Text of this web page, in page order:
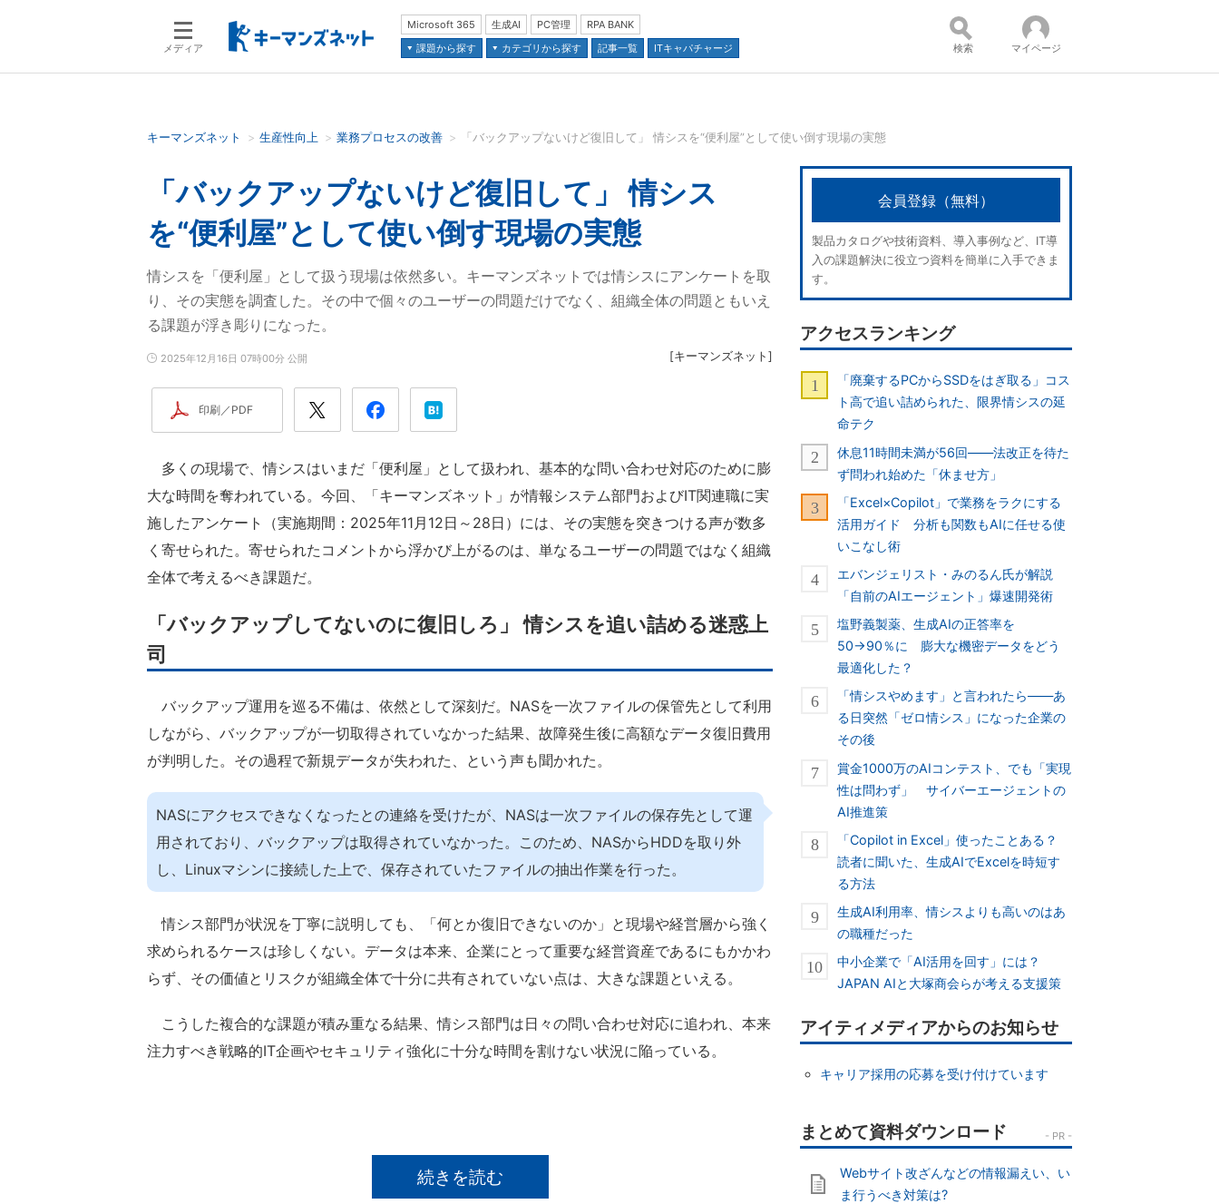
メディア
Microsoft 365 生成AI PC管理
RPA BANK
課題から探す
カテゴリから探す 記事一覧 ITキャパチャージ
検索語を入力してください コンテンツ：
並び順：
検索 マイページ
キーマンズネット 生産性向上 業務プロセスの改善 「バックアップないけど復旧して」 情シスを“便利屋”として使い倒す現場の実態
「バックアップないけど復旧して」 情シス
を“便利屋”として使い倒す現場の実態
情シスを「便利屋」として扱う現場は依然多い。キーマンズネットでは情シスにアンケートを取
り、その実態を調査した。その中で個々のユーザーの問題だけでなく、組織全体の問題ともいえ
る課題が浮き彫りになった。
2025年12月16日 07時00分 公開 [キーマンズネット ]
印刷／PDF
多くの現場で、情シスはいまだ「便利屋」として扱われ、基本的な問い合わせ対応のために膨
大な時間を奪われている。今回、「キーマンズネット」が情報システム部門およびIT関連職に実
施したアンケート（実施期間：2025年11月12日～28日）には、その実態を突きつける声が数多
く寄せられた。寄せられたコメントから浮かび上がるのは、単なるユーザーの問題ではなく組織
全体で考えるべき課題だ。
「バックアップしてないのに復旧しろ」 情シスを追い詰める迷惑上
司
バックアップ運用を巡る不備は、依然として深刻だ。NASを一次ファイルの保管先として利用
しながら、バックアップが一切取得されていなかった結果、故障発生後に高額なデータ復旧費用
が判明した。その過程で新規データが失われた、という声も聞かれた。
NASにアクセスできなくなったとの連絡を受けたが、NASは一次ファイルの保存先として運
用されており、バックアップは取得されていなかった。このため、NASからHDDを取り外
し、Linuxマシンに接続した上で、保存されていたファイルの抽出作業を行った。
情シス部門が状況を丁寧に説明しても、「何とか復旧できないのか」と現場や経営層から強く
求められるケースは珍しくない。データは本来、企業にとって重要な経営資産であるにもかかわ
らず、その価値とリスクが組織全体で十分に共有されていない点は、大きな課題といえる。
こうした複合的な課題が積み重なる結果、情シス部門は日々の問い合わせ対応に追われ、本来
注力すべき戦略的IT企画やセキュリティ強化に十分な時間を割けない状況に陥っている。
続きを読む
会員登録（無料）
製品カタログや技術資料、導入事例など、IT導
入の課題解決に役立つ資料を簡単に入手できま
す。
アクセスランキング
「廃棄するPCからSSDをはぎ取る」コス
ト高で追い詰められた、限界情シスの延
命テク
休息11時間未満が56回――法改正を待た
ず問われ始めた「休ませ方」
「Excel×Copilot」で業務をラクにする
活用ガイド 分析も関数もAIに任せる使
いこなし術
エバンジェリスト・みのるん氏が解説
「自前のAIエージェント」爆速開発術
塩野義製薬、生成AIの正答率を
50→90％に 膨大な機密データをどう
最適化した？
「情シスやめます」と言われたら――あ
る日突然「ゼロ情シス」になった企業の
その後
賞金1000万のAIコンテスト、でも「実現
性は問わず」 サイバーエージェントの
AI推進策
「Copilot in Excel」使ったことある？
読者に聞いた、生成AIでExcelを時短す
る方法
生成AI利用率、情シスよりも高いのはあ
の職種だった
中小企業で「AI活用を回す」には？
JAPAN AIと大塚商会らが考える支援策
アイティメディアからのお知らせ
キャリア採用の応募を受け付けています
Webサイト改ざんなどの情報漏えい、い
ま行うべき対策は?